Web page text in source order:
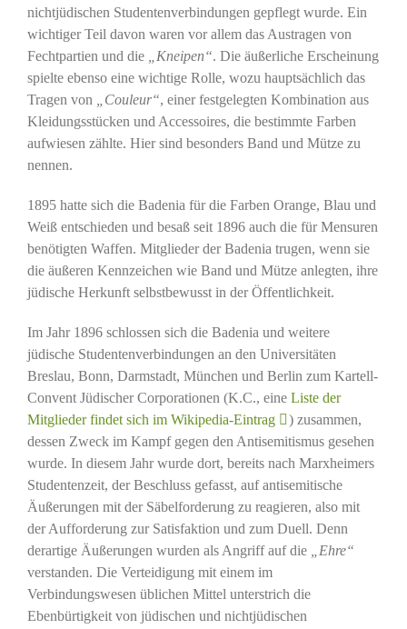
nichtjüdischen Studentenverbindungen gepflegt wurde. Ein
wichtiger Teil davon waren vor allem das Austragen von
Fechtpartien und die „Kneipen“. Die äußerliche Erscheinung
spielte ebenso eine wichtige Rolle, wozu hauptsächlich das
Tragen von „Couleur“, einer festgelegten Kombination aus
Kleidungsstücken und Accessoires, die bestimmte Farben
aufwiesen zählte. Hier sind besonders Band und Mütze zu
nennen.
1895 hatte sich die Badenia für die Farben Orange, Blau und
Weiß entschieden und besaß seit 1896 auch die für Mensuren
benötigten Waffen. Mitglieder der Badenia trugen, wenn sie
die äußeren Kennzeichen wie Band und Mütze anlegten, ihre
jüdische Herkunft selbstbewusst in der Öffentlichkeit.
Im Jahr 1896 schlossen sich die Badenia und weitere
jüdische Studentenverbindungen an den Universitäten
Breslau, Bonn, Darmstadt, München und Berlin zum Kartell-
Convent Jüdischer Corporationen (K.C., eine Liste der
Mitglieder findet sich im Wikipedia-Eintrag
) zusammen,
dessen Zweck im Kampf gegen den Antisemitismus gesehen
wurde. In diesem Jahr wurde dort, bereits nach Marxheimers
Studentenzeit, der Beschluss gefasst, auf antisemitische
Äußerungen mit der Säbelforderung zu reagieren, also mit
der Aufforderung zur Satisfaktion und zum Duell. Denn
derartige Äußerungen wurden als Angriff auf die „Ehre“
verstanden. Die Verteidigung mit einem im
Verbindungswesen üblichen Mittel unterstrich die
Ebenbürtigkeit von jüdischen und nichtjüdischen